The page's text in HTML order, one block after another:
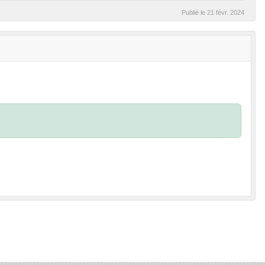
Publié le 21 févr. 2024